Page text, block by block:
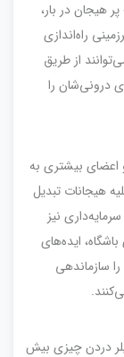
هیجان در بار،
راه‌اندازی
از طریق
درونی‌شان را
بیشتری به
هیجانات تبدیل
نیز
ایده‌های
سازماندهی
دردن چیزی بیش